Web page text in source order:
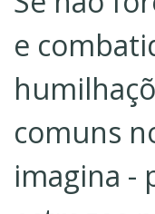
e
comuns
imagina -